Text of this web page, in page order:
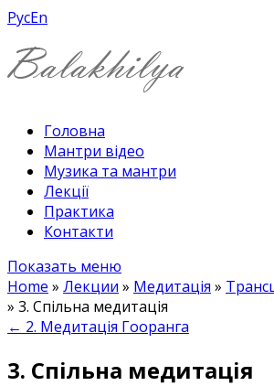
РусEn
Головна
Мантри відео
Музика та мантри
Лекції
Практика
Контакти
Показать меню
Home » Лекции » Медитація »
» 3. Спільна медитація
← 2. Медитація Гооранга
3. Спільна медитація